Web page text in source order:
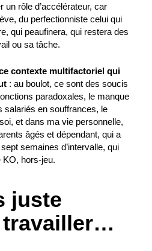
un rôle d’accélérateur, car
du perfectionniste celui qui
qui peaufinera, qui restera des
ou sa tâche.
contexte multifactoriel qui
: au boulot, ce sont des soucis
paradoxales, le manque
salariés en souffrances, le
et dans ma vie personnelle,
âgés et dépendant, qui a
semaines d’intervalle, qui
KO, hors-jeu.
juste
travailler…